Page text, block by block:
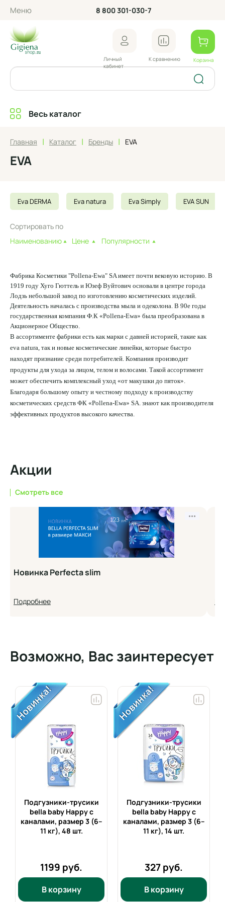
Меню 8 800 301-030-7
Личный
кабинет
К сравнению Корзина
Весь каталог
Главная | Каталог | Бренды | EVA
EVA
Eva DERMA Eva natura Eva Simply EVA SUN
Сортировать по
Наименованию
Цене Популярности
Фабрика Косметики "Pollena-Ewa" SA имеет почти вековую историю. В
1919 году Хуго Гюттель и Юзеф Вуйтович основали в центре города
Лодзь небольшой завод по изготовлению косметических изделий.
Деятельность началась с производства мыла и одеколона⁠. В 90е годы
государственная компания Ф.К «Pollena-Ewa» была преобразована в
Акционерное Общество⁠.
В ассортименте фабрики есть как марки с давней историей, такие как
eva natura, так и новые косметические линейки, которые быстро
находят признание среди потребителей. Компания производит
продукты для ухода за лицом, телом и волосами. Такой ассортимент
может обеспечить комплексный уход «от макушки до пяток».
Благодаря большому опыту и честному подходу к производству
косметических средств ФК «Pollena-Ewa» SA. знают как производителя
эффективных продуктов высокого качества.⁠
Акции
Смотреть все
•••
Новинка Perfecta slim
Подробнее
Возможно, Вас заинтересует
Подгузники-трусики
bella baby Happy с
каналами, размер 3 (6–
11 кг), 48 шт.
1199 руб.
В корзину
Подгузники-трусики
bella baby Happy с
каналами, размер 3 (6–
11 кг), 14 шт.
327 руб.
В корзину